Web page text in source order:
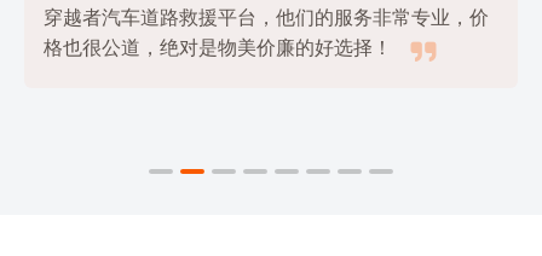
穿越者汽车道路救援平台，他们的服务非常专业，价
格也很公道，绝对是物美价廉的好选择！
